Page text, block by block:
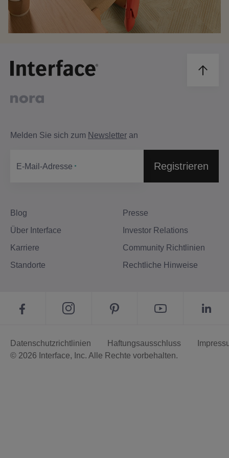
Blog
Über Interface
Karriere
Standorte
Presse
Investor Relations
Community Richtlinien
Rechtliche Hinweise
Melden Sie sich zum Newsletter an
E-Mail-Adresse Registrieren
Datenschutzrichtlinien Haftungsausschluss
© 2026 Interface, Inc. Alle Rechte vorbehalten.